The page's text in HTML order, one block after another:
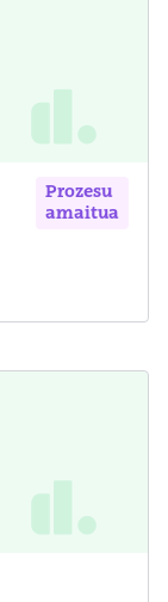
Prozesu
amaitua